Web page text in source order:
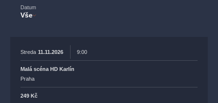
Datum
Vše
Streda 11.11.2026 9:00
Malá scéna HD Karlín
Praha
249 Kč